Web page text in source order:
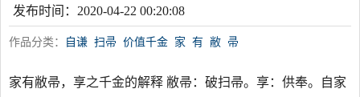
发布时间：2020-04-22 00:20:08
作品分类： 自谦 扫帚 价值千金 家 有 敝 帚
家有敝帚，享之千金的解释 敝帚：破扫帚。享：供奉。自家